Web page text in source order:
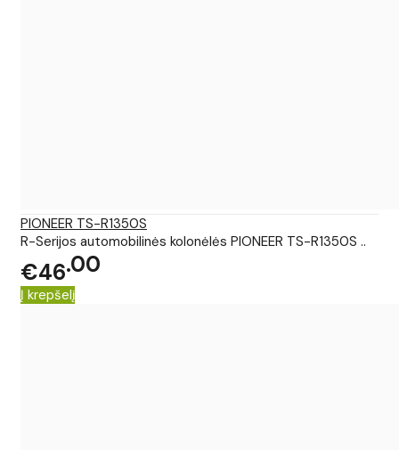
PIONEER TS-R1350S
R-Serijos automobilinės kolonėlės PIONEER TS-R1350S ..
€46 00
Į krepšelį